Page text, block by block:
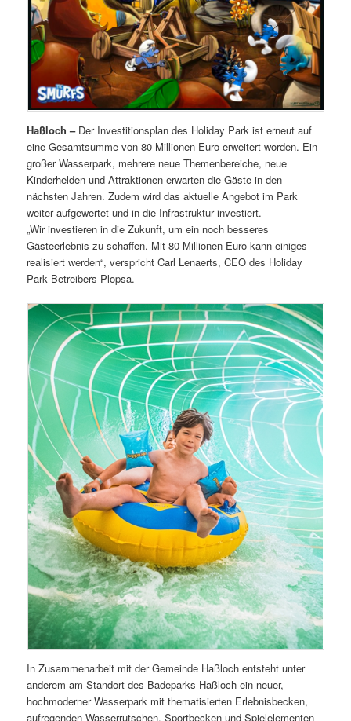
Haßloch –Der Investitionsplan des Holiday Park ist erneut auf
eine Gesamtsumme von 80 Millionen Euro erweitert worden. Ein
großer Wasserpark, mehrere neue Themenbereiche, neue
Kinderhelden und Attraktionen erwarten die Gäste in den
nächsten Jahren. Zudem wird das aktuelle Angebot im Park
weiter aufgewertet und in die Infrastruktur investiert.
„Wir investieren in die Zukunft, um ein noch besseres
Gästeerlebnis zu schaffen. Mit 80 Millionen Euro kann einiges
realisiert werden“, verspricht Carl Lenaerts, CEO des Holiday
Park Betreibers Plopsa.
In Zusammenarbeit mit der Gemeinde Haßloch entsteht unter
anderem am Standort des Badeparks Haßloch ein neuer,
hochmoderner Wasserpark mit thematisierten Erlebnisbecken,
aufregenden Wasserrutschen, Sportbecken und Spielelementen